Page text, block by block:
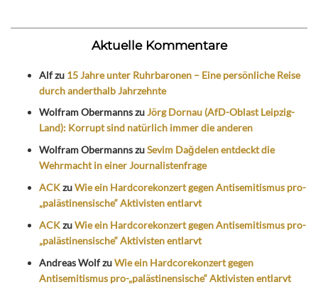
Aktuelle Kommentare
Alfzu 15 Jahre unter Ruhrbaronen – Eine persönliche Reise
durch anderthalb Jahrzehnte
Wolfram ObermannszuJörg Dornau (AfD-Oblast Leipzig-
Land): Korrupt sind natürlich immer die anderen
Wolfram ObermannszuSevim Dağdelen entdeckt die
Wehrmacht in einer Journalistenfrage
ACKzuWie ein Hardcorekonzert gegen Antisemitismus pro-
„palästinensische“ Aktivisten entlarvt
ACKzuWie ein Hardcorekonzert gegen Antisemitismus pro-
„palästinensische“ Aktivisten entlarvt
Andreas WolfzuWie ein Hardcorekonzert gegen
Antisemitismus pro-„palästinensische“ Aktivisten entlarvt